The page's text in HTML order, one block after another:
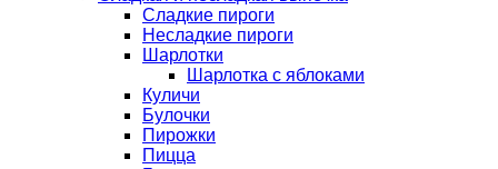
Сладкие пироги
Несладкие пироги
Шарлотки
Шарлотка с яблоками
Куличи
Булочки
Пирожки
Пицца